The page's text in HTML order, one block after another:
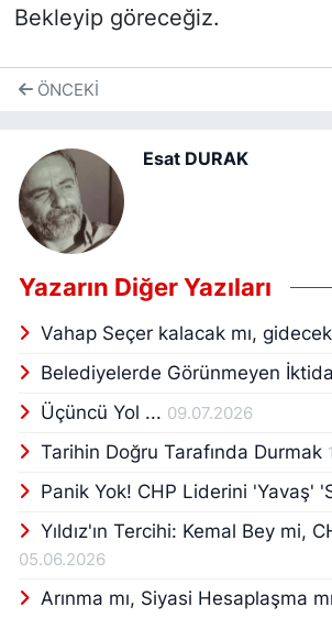
Bekleyip göreceğiz.
ÖNCEKI
Esat DURAK
Yazarın Diğer Yazıları
Vahap Seçer kalacak mı,
Belediyelerde Görünmeyen
Üçüncü Yol ... 09.07.2026
Tarihin Doğru Tarafında Durmak
Panik Yok! CHP Liderini 'Yavaş'
Yıldız'ın Tercihi: Kemal Bey mi,
05.06.2026
Arınma mı, Siyasi Hesaplaşma